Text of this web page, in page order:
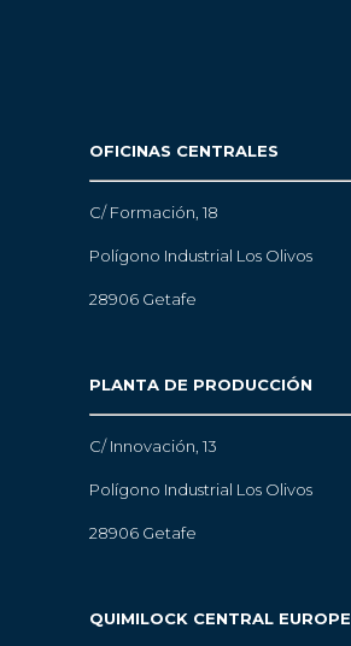
OFICINAS CENTRALES
C/ Formación, 18
Polígono Industrial Los Olivos
28906 Getafe
PLANTA DE PRODUCCIÓN
C/ Innovación, 13
Polígono Industrial Los Olivos
28906 Getafe
QUIMILOCK CENTRAL EUROPE